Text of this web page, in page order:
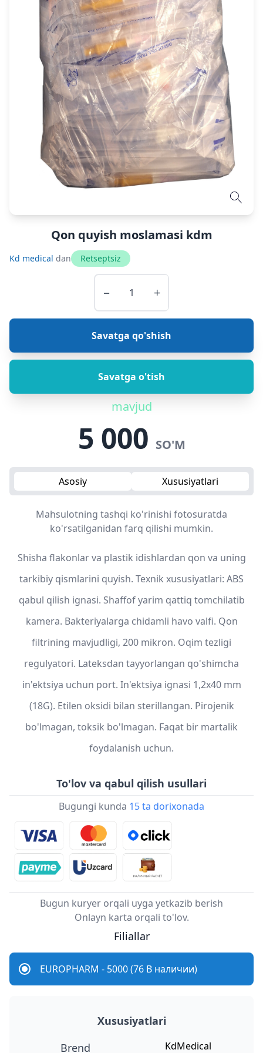
Qon quyish moslamasi kdm
Kd medical dan Retseptsiz
− +
Savatga qo'shish
Savatga o'tish
mavjud
5 000 SO'M
Asosiy Xususiyatlari
Mahsulotning tashqi ko'rinishi fotosuratda
ko'rsatilganidan farq qilishi mumkin.
Shisha flakonlar va plastik idishlardan qon va uning
tarkibiy qismlarini quyish. Texnik xususiyatlari: ABS
qabul qilish ignasi. Shaffof yarim qattiq tomchilatib
kamera. Bakteriyalarga chidamli havo valfi. Qon
filtrining mavjudligi, 200 mikron. Oqim tezligi
regulyatori. Lateksdan tayyorlangan qo'shimcha
in'ektsiya uchun port. In'ektsiya ignasi 1,2x40 mm
(18G). Etilen oksidi bilan sterillangan. Pirojenik
bo'lmagan, toksik bo'lmagan. Faqat bir martalik
foydalanish uchun.
To'lov va qabul qilish usullari
Bugungi kunda 15 ta dorixonada
Bugun kuryer orqali uyga yetkazib berish
Onlayn karta orqali to'lov.
Filiallar
EUROPHARM - 5000 (76 В наличии)
Xususiyatlari
Brend
KdMedical